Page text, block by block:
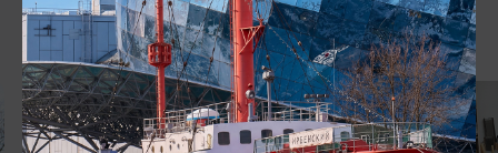
ДРУГИЕ МЕСТА
ОТДЫХ С ДЕТЬМИ
Перевернутый дом